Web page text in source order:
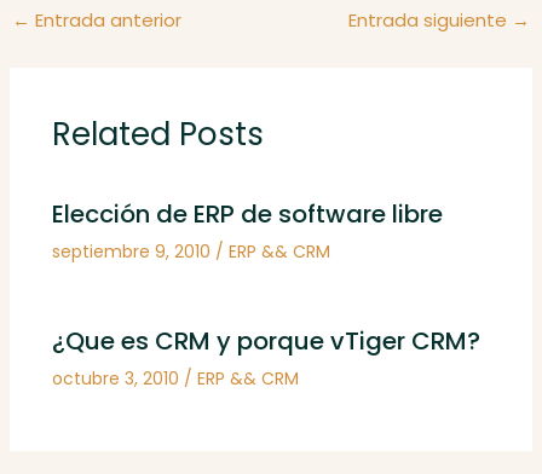
← Entrada anterior Entrada siguiente →
Related Posts
Elección de ERP de software libre
septiembre 9, 2010 / ERP && CRM
¿Que es CRM y porque vTiger CRM?
octubre 3, 2010 / ERP && CRM